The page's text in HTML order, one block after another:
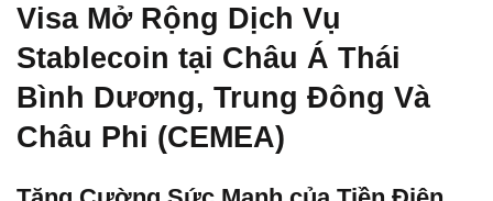
Visa Mở Rộng Dịch Vụ
Stablecoin tại Châu Á Thái
Bình Dương, Trung Đông Và
Châu Phi (CEMEA)